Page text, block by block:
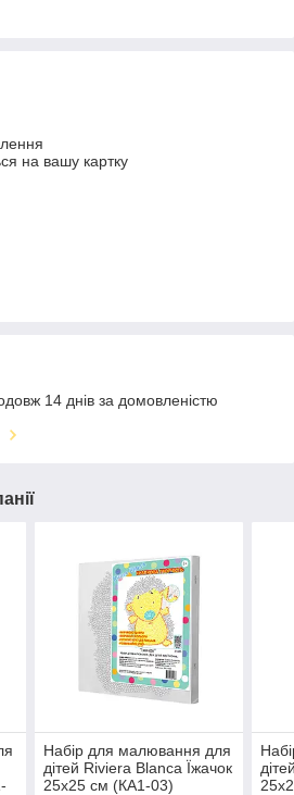
на вашу картку
14 днів за домовленістю
Набір для малювання для
дітей Riviera Blanca Їжачок
25x25 см (КА1-03)